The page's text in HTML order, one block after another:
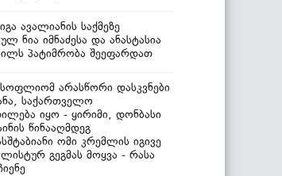
ავალიანის საქმეზე
ნია იმნაძესა და ანასტასია
პატიმრობა შეეფარდათ
არასწორი დასკვნები
საქართველო
იყო - ყირიმი, დონბასი
წინააღმდეგ
ომი კრემლის იგივე
გეგმას მოყვა - რასა